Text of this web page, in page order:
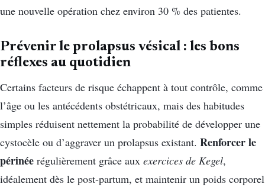
une nouvelle opération chez environ 30 % des patientes.
Prévenir le prolapsus vésical : les bons
réflexes au quotidien
Certains facteurs de risque échappent à tout contrôle, comme
l’âge ou les antécédents obstétricaux, mais des habitudes
simples réduisent nettement la probabilité de développer une
cystocèle ou d’aggraver un prolapsus existant. Renforcer le
périnée régulièrement grâce aux exercices de Kegel,
idéalement dès le post-partum, et maintenir un poids corporel